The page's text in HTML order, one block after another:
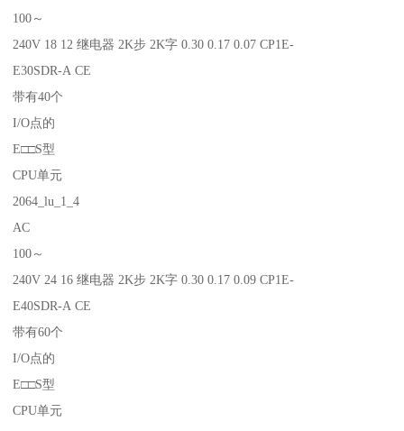
100～
240V 18 12 继电器 2K步 2K字 0.30 0.17 0.07 CP1E-
E30SDR-A CE
带有40个
I/O点的
E□□S型
CPU单元
2064_lu_1_4
AC
100～
240V 24 16 继电器 2K步 2K字 0.30 0.17 0.09 CP1E-
E40SDR-A CE
带有60个
I/O点的
E□□S型
CPU单元